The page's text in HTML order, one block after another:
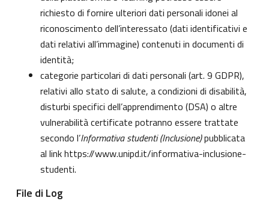
richiesto di fornire ulteriori dati personali idonei al
riconoscimento dell’interessato (dati identificativi e
dati relativi all’immagine) contenuti in documenti di
identità;
categorie particolari di dati personali (art. 9 GDPR),
relativi allo stato di salute, a condizioni di disabilità,
disturbi specifici dell’apprendimento (DSA) o altre
vulnerabilità certificate potranno essere trattate
secondo l’Informativa studenti (Inclusione)pubblicata
al linkhttps://www.unipd.it/informativa-inclusione-
studenti.
File di Log